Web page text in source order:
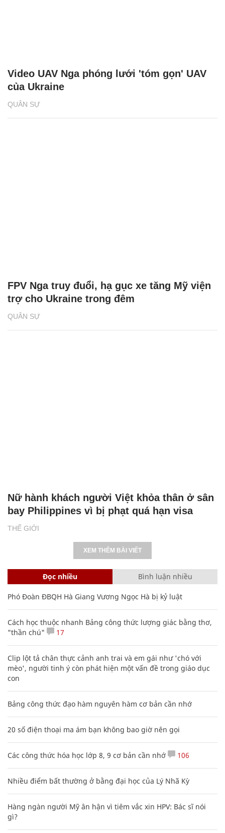
QUÂN SỰ
Video UAV Nga phóng lưới 'tóm gọn' UAV
của Ukraine
QUÂN SỰ
FPV Nga truy đuổi, hạ gục xe tăng Mỹ viện
trợ cho Ukraine trong đêm
THẾ GIỚI
Nữ hành khách người Việt khỏa thân ở sân
bay Philippines vì bị phạt quá hạn visa
XEM THÊM BÀI VIẾT
Đọc nhiều Bình luận nhiều
Phó Đoàn ĐBQH Hà Giang Vương Ngọc Hà bị kỷ luật
Cách học thuộc nhanh Bảng công thức lượng giác bằng thơ,
"thần chú"
17
Clip lột tả chân thực cảnh anh trai và em gái như 'chó với
mèo', người tinh ý còn phát hiện một vấn đề trong giáo dục
con
Bảng công thức đạo hàm nguyên hàm cơ bản cần nhớ
20 số điện thoại ma ám bạn không bao giờ nên gọi
Các công thức hóa học lớp 8, 9 cơ bản cần nhớ 106
Nhiều điểm bất thường ở bằng đại học của Lý Nhã Kỳ
Hàng ngàn người Mỹ ân hận vì tiêm vắc xin HPV: Bác sĩ nói
gì?